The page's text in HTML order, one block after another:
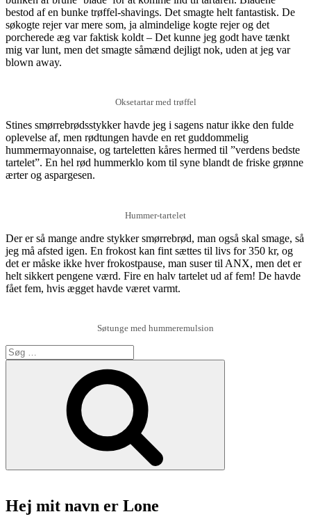
bestod af en bunke trøffel-shavings. Det smagte helt fantastisk. De
søkogte rejer var mere som, ja almindelige kogte rejer og det
porcherede æg var faktisk koldt – Det kunne jeg godt have tænkt
mig var lunt, men det smagte såmænd dejligt nok, uden at jeg var
blown away.
Oksetartar med trøffel
Stines smørrebrødsstykker havde jeg i sagens natur ikke den fulde
oplevelse af, men rødtungen havde en ret guddommelig
hummermayonnaise, og tarteletten kåres hermed til ”verdens bedste
tartelet”. En hel rød hummerklo kom til syne blandt de friske grønne
ærter og aspargesen.
Hummer-tartelet
Der er så mange andre stykker smørrebrød, man også skal smage, så
jeg må afsted igen. En frokost kan fint sættes til livs for 350 kr, og
det er måske ikke hver frokostpause, man suser til ANX, men det er
helt sikkert pengene værd. Fire en halv tartelet ud af fem! De havde
fået fem, hvis ægget havde været varmt.
Søtunge med hummeremulsion
Søg
efter:
Hej mit navn er Lone